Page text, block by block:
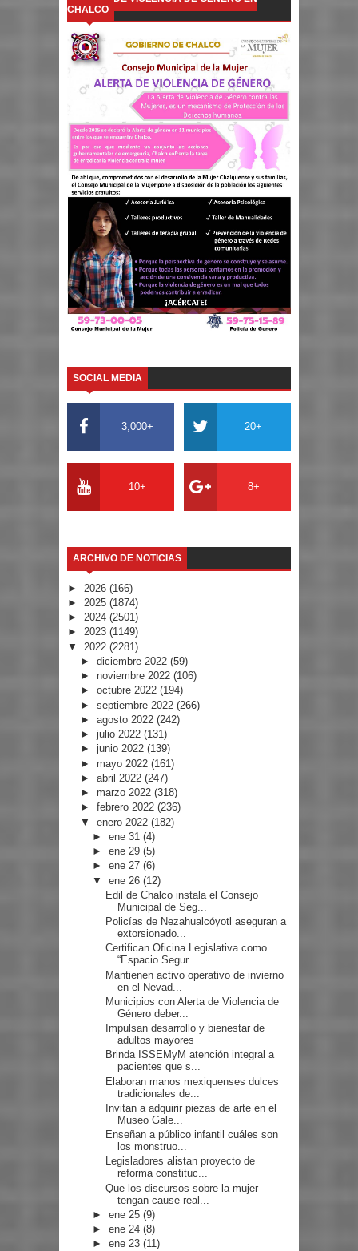
CHALCO
SOCIAL MEDIA
3,000+ 20+
10+ 8+
ARCHIVO DE NOTICIAS
► 2026 (166)
► 2025 (1874)
► 2024 (2501)
► 2023 (1149)
▼ 2022 (2281)
► diciembre 2022 (59)
► noviembre 2022 (106)
► octubre 2022 (194)
► septiembre 2022 (266)
► agosto 2022 (242)
► julio 2022 (131)
► junio 2022 (139)
► mayo 2022 (161)
► abril 2022 (247)
► marzo 2022 (318)
► febrero 2022 (236)
▼ enero 2022 (182)
►ene 31(4)
►ene 29(5)
►ene 27(6)
▼ene 26(12)
Edil de Chalco instala el Consejo
Municipal de Seg...
Policías de Nezahualcóyotl aseguran a
extorsionado...
Certifican Oficina Legislativa como
“Espacio Segur...
Mantienen activo operativo de invierno
en el Nevad...
Municipios con Alerta de Violencia de
Género deber...
Impulsan desarrollo y bienestar de
adultos mayores
Brinda ISSEMyM atención integral a
pacientes que s...
Elaboran manos mexiquenses dulces
tradicionales de...
Invitan a adquirir piezas de arte en el
Museo Gale...
Enseñan a público infantil cuáles son
los monstruo...
Legisladores alistan proyecto de
reforma constituc...
Que los discursos sobre la mujer
tengan cause real...
►ene 25(9)
►ene 24(8)
►ene 23(11)